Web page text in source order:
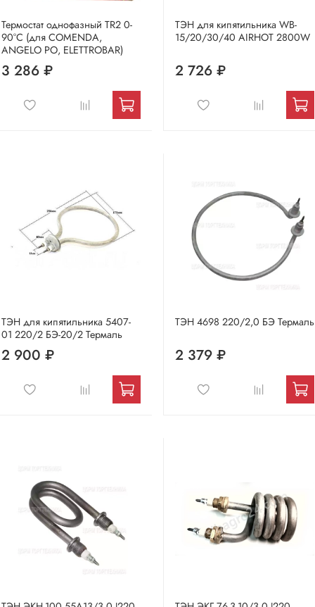
Термостат однофазный TR2 0-
90°C (для COMENDA,
ANGELO PO, ELETTROBAR)
3 286 ₽
ТЭН для кипятильника WB-
15/20/30/40 AIRHOT 2800W
2 726 ₽
ТЭН для кипятильника 5407-
01 220/2 БЭ-20/2 Термаль
2 900 ₽
ТЭН 4698 220/2,0 БЭ Термаль
2 379 ₽